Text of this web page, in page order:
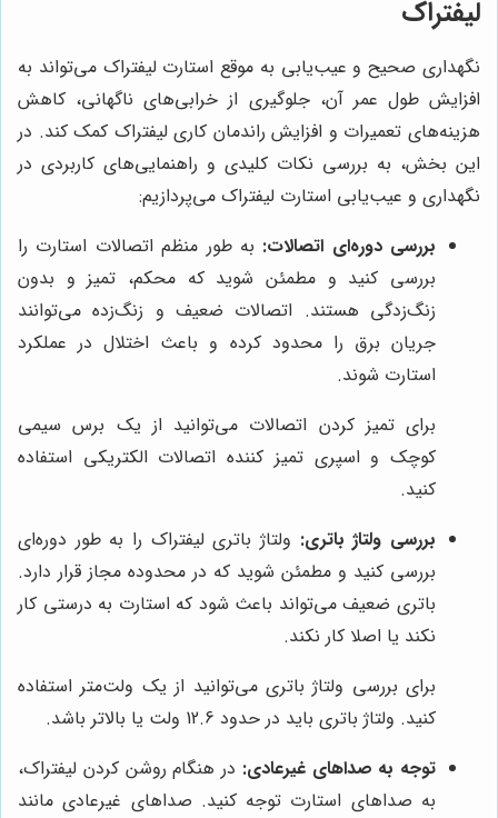
لیفتراک
نگهداری صحیح و عیب‌یابی به موقع استارت لیفتراک می‌تواند به
افزایش طول عمر آن، جلوگیری از خرابی‌های ناگهانی، کاهش
هزینه‌های تعمیرات و افزایش راندمان کاری لیفتراک کمک کند. در
این بخش، به بررسی نکات کلیدی و راهنمایی‌های کاربردی در
نگهداری و عیب‌یابی استارت لیفتراک می‌پردازیم:
بررسی دوره‌ای اتصالات: به طور منظم اتصالات استارت را
بررسی کنید و مطمئن شوید که محکم، تمیز و بدون
زنگ‌زدگی هستند. اتصالات ضعیف و زنگ‌زده می‌توانند
جریان برق را محدود کرده و باعث اختلال در عملکرد
استارت شوند.
برای تمیز کردن اتصالات می‌توانید از یک برس سیمی
کوچک و اسپری تمیز کننده اتصالات الکتریکی استفاده
کنید.
بررسی ولتاژ باتری: ولتاژ باتری لیفتراک را به طور دوره‌ای
بررسی کنید و مطمئن شوید که در محدوده مجاز قرار دارد.
باتری ضعیف می‌تواند باعث شود که استارت به درستی کار
نکند یا اصلا کار نکند.
برای بررسی ولتاژ باتری می‌توانید از یک ولت‌متر استفاده
کنید. ولتاژ باتری باید در حدود 12.6 ولت یا بالاتر باشد.
توجه به صداهای غیرعادی: در هنگام روشن کردن لیفتراک،
به صداهای استارت توجه کنید. صداهای غیرعادی مانند